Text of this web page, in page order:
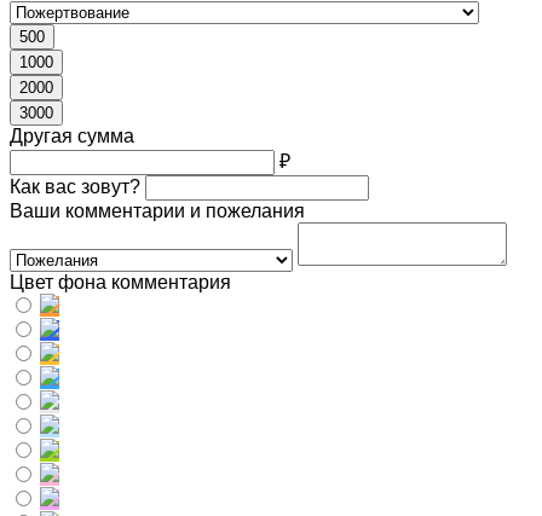
500
1000
2000
3000
Другая сумма
₽
Как вас зовут?
Ваши комментарии и пожелания
Цвет фона комментария